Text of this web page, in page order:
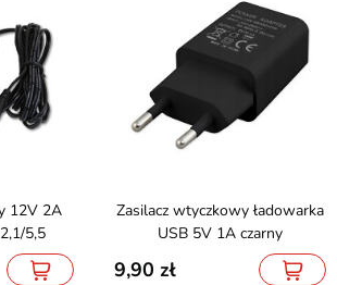
5,5
Zasilacz wtyczkowy ładowarka
USB 5V 1A czarny
9,90